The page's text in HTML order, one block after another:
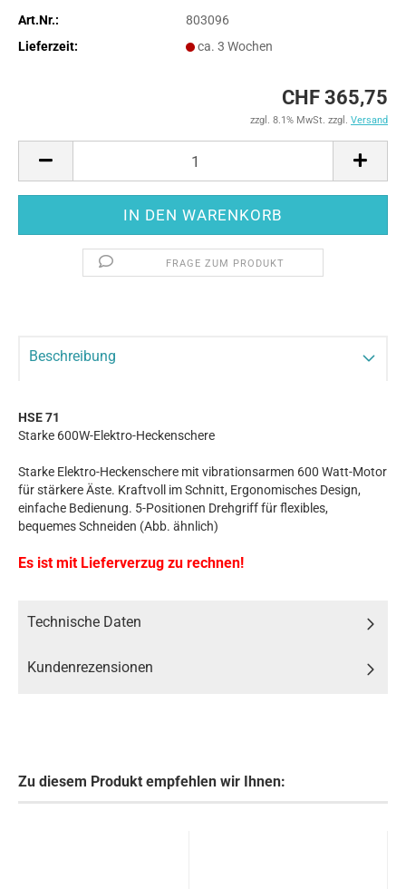
Art.Nr.:
803096
Lieferzeit:
ca. 3 Wochen
CHF 365,75
zzgl. 8.1% MwSt. zzgl. Versand
FRAGE ZUM PRODUKT
Beschreibung
HSE 71
Starke 600W-Elektro-Heckenschere
Starke Elektro-Heckenschere mit vibrationsarmen 600 Watt-Motor
für stärkere Äste. Kraftvoll im Schnitt, Ergonomisches Design,
einfache Bedienung. 5-Positionen Drehgriff für flexibles,
bequemes Schneiden (Abb. ähnlich)
Es ist mit Lieferverzug zu rechnen!
Technische Daten
Kundenrezensionen
Zu diesem Produkt empfehlen wir Ihnen: